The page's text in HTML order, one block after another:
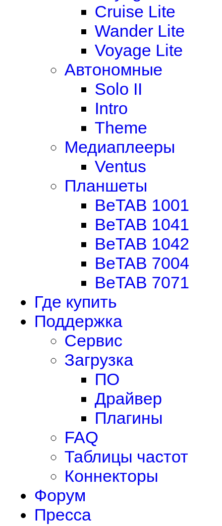
Cruise Lite
Wander Lite
Voyage Lite
Автономные
Solo II
Intro
Theme
Медиаплееры
Ventus
Планшеты
BeTAB 1001
BeTAB 1041
BeTAB 1042
BeTAB 7004
BeTAB 7071
Где купить
Поддержка
Сервис
Загрузка
ПО
Драйвер
Плагины
FAQ
Таблицы частот
Коннекторы
Форум
Пресса